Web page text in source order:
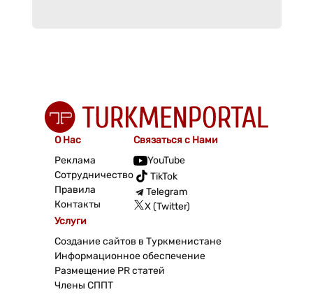
О Нас
Реклама
Сотрудничество
Правила
Контакты
Связаться с Нами
YouTube
TikTok
Telegram
X (Twitter)
Услуги
Создание сайтов в Туркменистане
Информационное обеспечение
Размещение PR статей
Члены СППТ